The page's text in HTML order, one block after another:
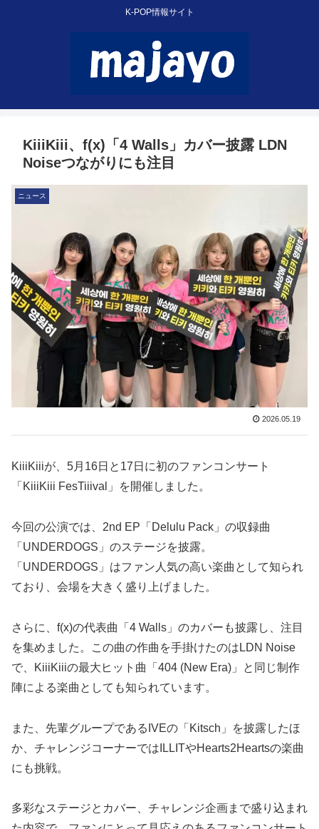
K-POP情報サイト
KiiiKiii、f(x)「4 Walls」カバー披露 LDN
Noiseつながりにも注目
ニュース
2026.05.19
KiiiKiiiが、5月16日と17日に初のファンコンサート
「KiiiKiii FesTiiival」を開催しました。
今回の公演では、2nd EP「Delulu Pack」の収録曲
「UNDERDOGS」のステージを披露。
「UNDERDOGS」はファン人気の高い楽曲として知られ
ており、会場を大きく盛り上げました。
さらに、f(x)の代表曲「4 Walls」のカバーも披露し、注目
を集めました。この曲の作曲を手掛けたのはLDN Noise
で、KiiiKiiiの最大ヒット曲「404 (New Era)」と同じ制作
陣による楽曲としても知られています。
また、先輩グループであるIVEの「Kitsch」を披露したほ
か、チャレンジコーナーではILLITやHearts2Heartsの楽曲
にも挑戦。
多彩なステージとカバー、チャレンジ企画まで盛り込まれ